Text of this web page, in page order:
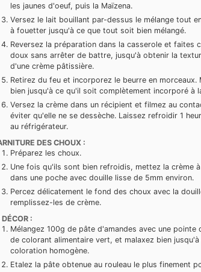
les jaunes d'oeuf, puis la Maïzena.
Versez le lait bouillant par-dessus le mélange tout
à fouetter jusqu'à ce que tout soit bien mélangé.
Reversez la préparation dans la casserole et faites
doux sans arrêter de battre, jusqu'à obtenir la
d'une crème pâtissière.
Retirez du feu et incorporez le beurre en morceaux.
bien jusqu'à ce qu'il soit complètement incorporé à
Versez la crème dans un récipient et filmez au
éviter qu'elle ne se dessèche. Laissez refroidir 1
au réfrigérateur.
DES CHOUX :
Préparez les choux.
Une fois qu'ils sont bien refroidis, mettez la crème
dans une poche avec douille lisse de 5mm environ.
Percez délicatement le fond des choux avec la
remplissez-les de crème.
DÉCOR :
Mélangez 100g de pâte d'amandes avec une pointe
de colorant alimentaire vert, et malaxez bien
coloration homogène.
Etalez la pâte obtenue au rouleau le plus finement